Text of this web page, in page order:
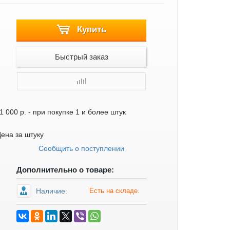
Купить
Быстрый заказ
000 р. - при покупке 1 и более штук
за штуку
Сообщить о поступлении
Дополнительно о товаре:
Наличие: Есть на складе.